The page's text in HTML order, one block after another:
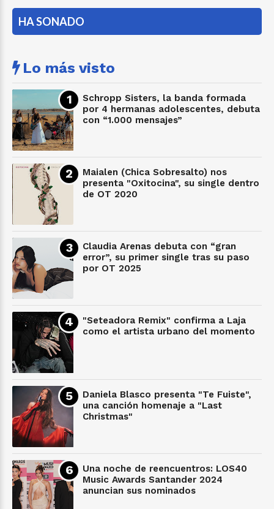
HA SONADO
Lo más visto
Schropp Sisters, la banda formada
por 4 hermanas adolescentes, debuta
con “1.000 mensajes”
Maialen (Chica Sobresalto) nos
presenta "Oxitocina", su single dentro
de OT 2020
Claudia Arenas debuta con “gran
error”, su primer single tras su paso
por OT 2025
"Seteadora Remix" confirma a Laja
como el artista urbano del momento
Daniela Blasco presenta "Te Fuiste",
una canción homenaje a "Last
Christmas"
Una noche de reencuentros: LOS40
Music Awards Santander 2024
anuncian sus nominados